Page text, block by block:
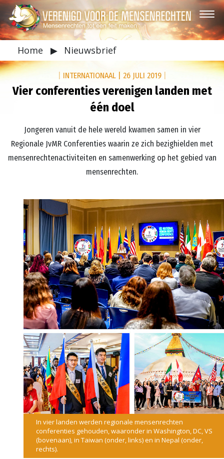
Home ▶ Nieuwsbrief
INTERNATIONAAL 26 JULI 2019
Vier conferenties verenigen landen met
één doel
Jongeren vanuit de hele wereld kwamen samen in vier
Regionale JvMR Conferenties waarin ze zich bezighielden met
mensenrechtenactiviteiten en samenwerking op het gebied van
mensenrechten.
In vier landen werden regionale mensenrechten
conferenties gehouden, waaronder in Washington, DC, VS
(bovenaan), in Taiwan (onder, links) en in Nepal (onder,
rechts).